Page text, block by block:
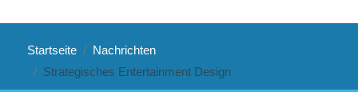
Startseite
Nachrichten
Strategisches Entertainment Design